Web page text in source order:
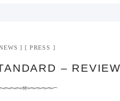
PRESS
– REVIEW